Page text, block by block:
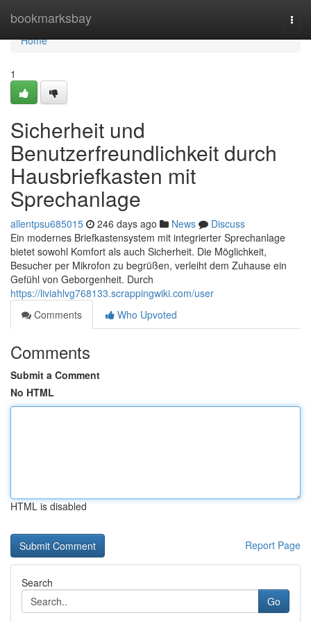
bookmarksbay
Home
Home
1
Sicherheit und
Benutzerfreundlichkeit durch
Hausbriefkasten mit
Sprechanlage
allentpsu685015 246 days ago News
Discuss
Ein modernes Briefkastensystem mit integrierter Sprechanlage
bietet sowohl Komfort als auch Sicherheit. Die Möglichkeit,
Besucher per Mikrofon zu begrüßen, verleiht dem Zuhause ein
Gefühl von Geborgenheit. Durch
https://liviahlvg768133.scrappingwiki.com/user
Comments
Who Upvoted
Comments
Submit a Comment
No HTML
HTML is disabled
Report Page
Search
Go